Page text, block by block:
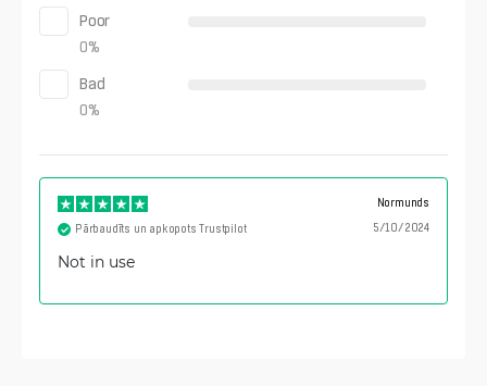
Poor
0%
Bad
0%
Normunds
5/10/2024
Pārbaudīts un apkopots Trustpilot
Not in use